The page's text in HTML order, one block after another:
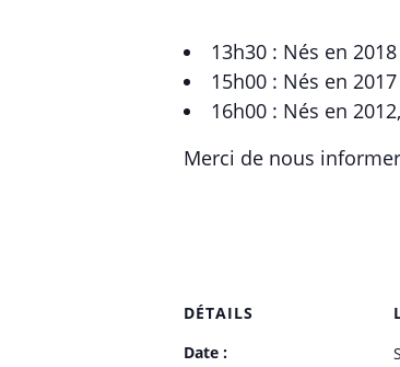
13h30 : Nés en
15h00 : Nés en
16h00 : Nés en
Merci de nous
DÉTAILS
Date :